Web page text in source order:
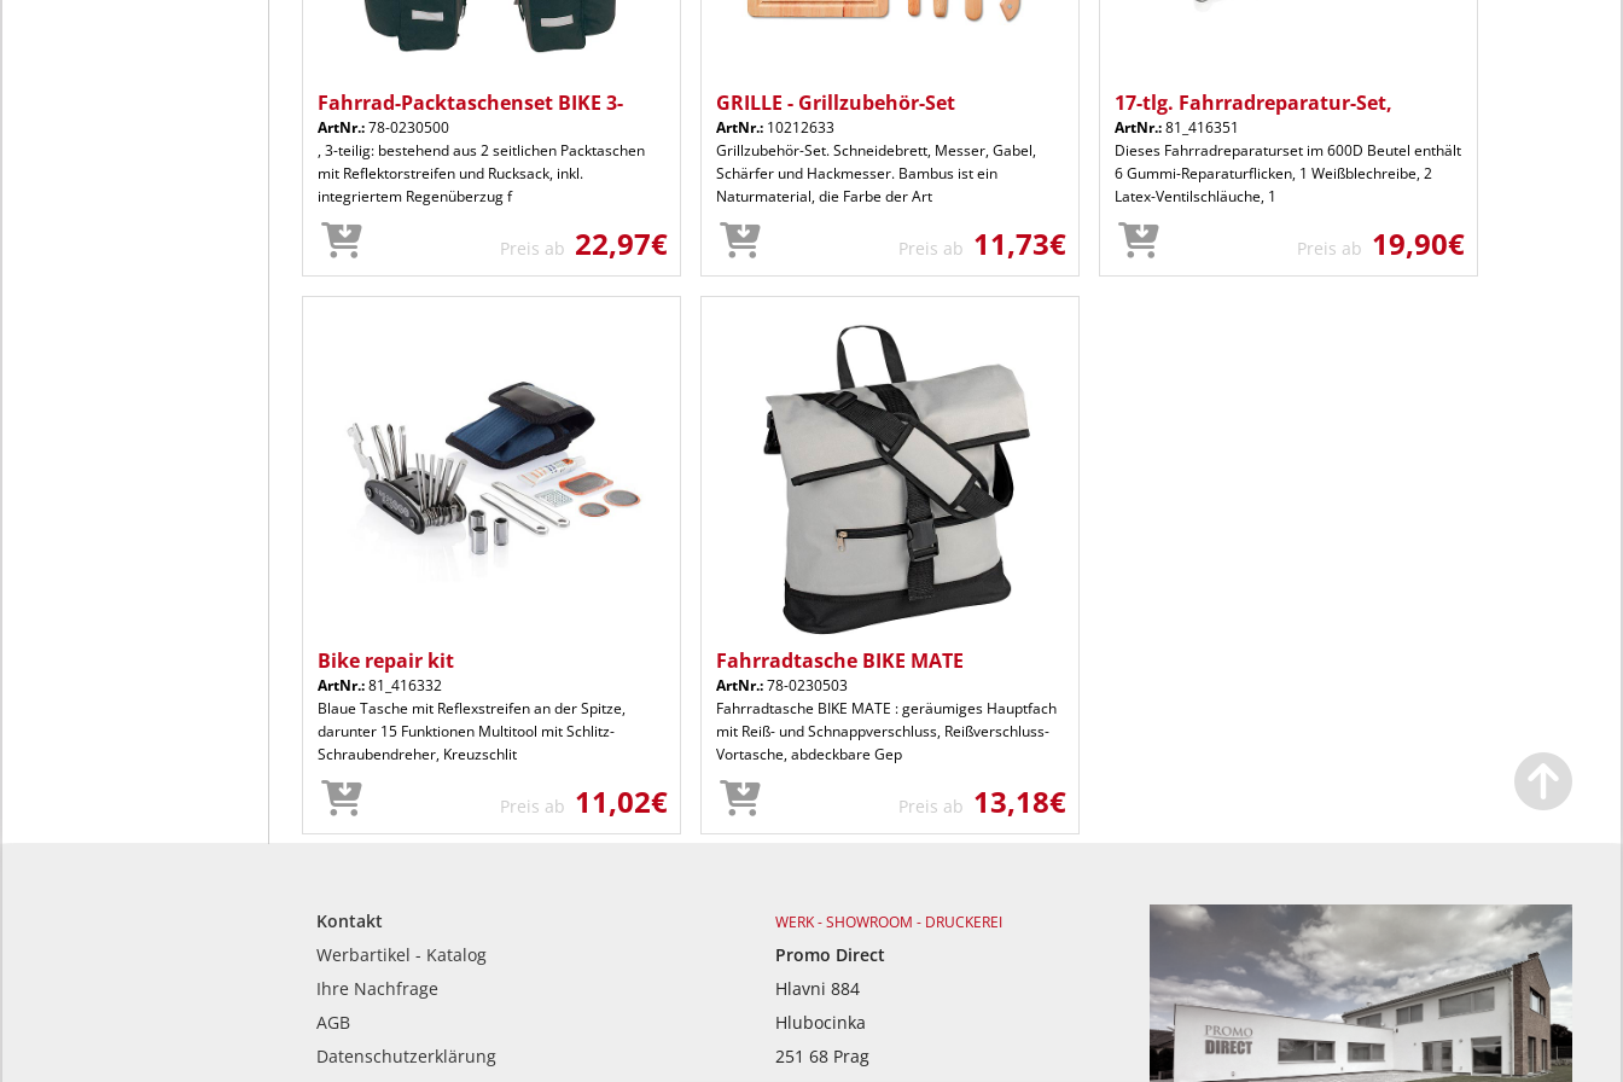
Fahrrad-Packtaschenset BIKE 3-
ArtNr.:78-0230500
, 3-teilig: bestehend aus 2 seitlichen Packtaschen
mit Reflektorstreifen und Rucksack, inkl.
integriertem Regenüberzug f
Preis ab 22,97€
GRILLE - Grillzubehör-Set
ArtNr.: 10212633
Grillzubehör-Set. Schneidebrett, Messer, Gabel,
Schärfer und Hackmesser. Bambus ist ein
Naturmaterial, die Farbe der Art
Preis ab 11,73€
17-tlg. Fahrradreparatur-Set,
ArtNr.:81_416351
Dieses Fahrradreparaturset im 600D Beutel enthält
6 Gummi-Reparaturflicken, 1 Weißblechreibe, 2
Latex-Ventilschläuche, 1
Preis ab 19,90€
Bike repair kit
ArtNr.:81_416332
Blaue Tasche mit Reflexstreifen an der Spitze,
darunter 15 Funktionen Multitool mit Schlitz-
Schraubendreher, Kreuzschlit
Preis ab 11,02€
Fahrradtasche BIKE MATE
ArtNr.:78-0230503
Fahrradtasche BIKE MATE : geräumiges Hauptfach
mit Reiß- und Schnappverschluss, Reißverschluss-
Vortasche, abdeckbare Gep
Preis ab 13,18€
Kontakt
Werbartikel - Katalog
Ihre Nachfrage
AGB
Datenschutzerklärung
WERK - SHOWROOM - DRUCKEREI
Promo Direct
Hlavni 884
Hlubocinka
251 68 Prag